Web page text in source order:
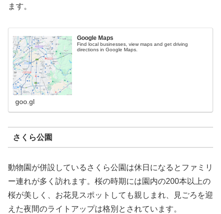
ます。
Google Maps
Find local businesses, view maps and get driving
directions in Google Maps.
goo.gl
さくら公園
動物園が併設しているさくら公園は休日になるとファミリ
ー連れが多く訪れます。桜の時期には園内の200本以上の
桜が美しく、お花見スポットしても親しまれ、見ごろを迎
えた夜間のライトアップは格別とされています。